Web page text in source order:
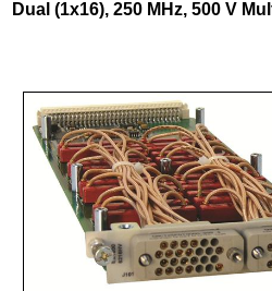
Dual (1x16), 250 MHz, 500 V